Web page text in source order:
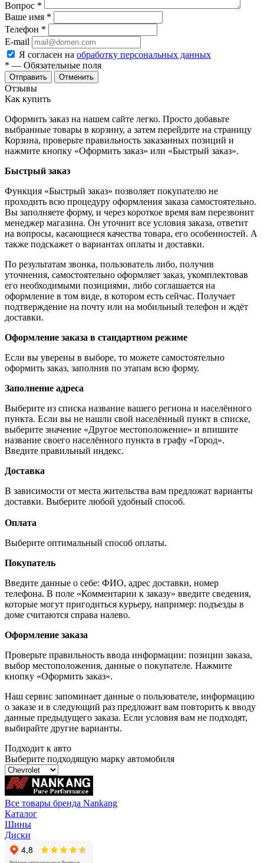
Вопрос *
Ваше имя *
Телефон *
E-mail
Я согласен на обработку персональных данных
* — Обязательные поля
Отменить
Отзывы
Как купить
Оформить заказ на нашем сайте легко. Просто добавьте
выбранные товары в корзину, а затем перейдите на страницу
Корзина, проверьте правильность заказанных позиций и
нажмите кнопку «Оформить заказ» или «Быстрый заказ».
Быстрый заказ
Функция «Быстрый заказ» позволяет покупателю не
проходить всю процедуру оформления заказа самостоятельно.
Вы заполняете форму, и через короткое время вам перезвонит
менеджер магазина. Он уточнит все условия заказа, ответит
на вопросы, касающиеся качества товара, его особенностей. А
также подскажет о вариантах оплаты и доставки.
По результатам звонка, пользователь либо, получив
уточнения, самостоятельно оформляет заказ, укомплектовав
его необходимыми позициями, либо соглашается на
оформление в том виде, в котором есть сейчас. Получает
подтверждение на почту или на мобильный телефон и ждёт
доставки.
Оформление заказа в стандартном режиме
Если вы уверены в выборе, то можете самостоятельно
оформить заказ, заполнив по этапам всю форму.
Заполнение адреса
Выберите из списка название вашего региона и населённого
пункта. Если вы не нашли свой населённый пункт в списке,
выберите значение «Другое местоположение» и впишите
название своего населённого пункта в графу «Город».
Введите правильный индекс.
Доставка
В зависимости от места жительства вам предложат варианты
доставки. Выберите любой удобный способ.
Оплата
Выберите оптимальный способ оплаты.
Покупатель
Введите данные о себе: ФИО, адрес доставки, номер
телефона. В поле «Комментарии к заказу» введите сведения,
которые могут пригодиться курьеру, например: подъезды в
доме считаются справа налево.
Оформление заказа
Проверьте правильность ввода информации: позиции заказа,
выбор местоположения, данные о покупателе. Нажмите
кнопку «Оформить заказ».
Наш сервис запоминает данные о пользователе, информацию
о заказе и в следующий раз предложит вам повторить к вводу
данные предыдущего заказа. Если условия вам не подходят,
выбирайте другие варианты.
Подходит к авто
Выберите подходящую марку автомобиля
Все товары бренда Nankang
Каталог
Шины
Диски